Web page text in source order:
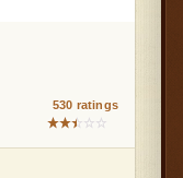
530 ratings